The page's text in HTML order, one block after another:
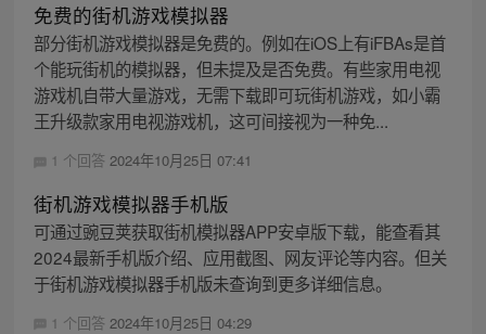
免费的街机游戏模拟器
部分街机游戏模拟器是免费的。例如在iOS上有iFBAs是首
个能玩街机的模拟器，但未提及是否免费。有些家用电视
游戏机自带大量游戏，无需下载即可玩街机游戏，如小霸
王升级款家用电视游戏机，这可间接视为一种免...
1 个回答 2024年10月25日 07:41
街机游戏模拟器手机版
可通过豌豆荚获取街机模拟器APP安卓版下载，能查看其
2024最新手机版介绍、应用截图、网友评论等内容。但关
于街机游戏模拟器手机版未查询到更多详细信息。
1 个回答 2024年10月25日 04:29